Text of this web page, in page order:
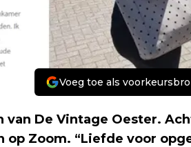
Voeg toe als
De Vintage Oester.
Zoom. “Liefde voor